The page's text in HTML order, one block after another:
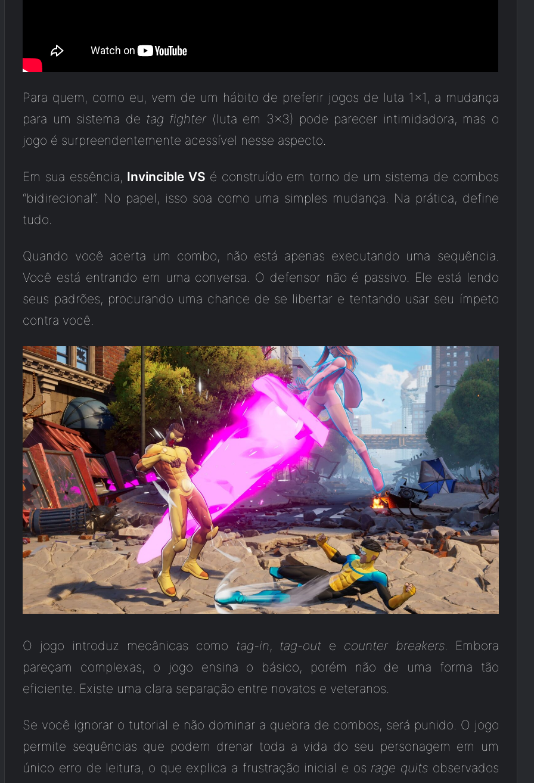
Para quem, como eu, vem de um hábito de preferir jogos de luta 1×1, a mudança
para um sistema de tag fighter (luta em 3×3) pode parecer intimidadora, mas o
jogo é surpreendentemente acessível nesse aspecto.
Em sua essência, Invincible VS é construído em torno de um sistema de combos
“bidirecional”. No papel, isso soa como uma simples mudança. Na prática, define
tudo.
Quando você acerta um combo, não está apenas executando uma sequência.
Você está entrando em uma conversa. O defensor não é passivo. Ele está lendo
seus padrões, procurando uma chance de se libertar e tentando usar seu ímpeto
contra você.
O jogo introduz mecânicas como tag-in, tag-out e counter breakers. Embora
pareçam complexas, o jogo ensina o básico, porém não de uma forma tão
eficiente. Existe uma clara separação entre novatos e veteranos.
Se você ignorar o tutorial e não dominar a quebra de combos, será punido. O jogo
permite sequências que podem drenar toda a vida do seu personagem em um
único erro de leitura, o que explica a frustração inicial e os rage quitsobservados